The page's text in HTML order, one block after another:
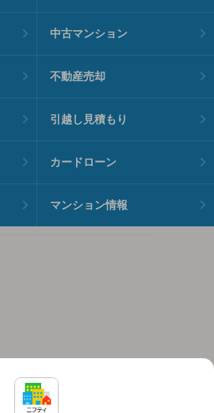
中古マンション
不動産売却
引越し見積もり
カードローン
マンション情報